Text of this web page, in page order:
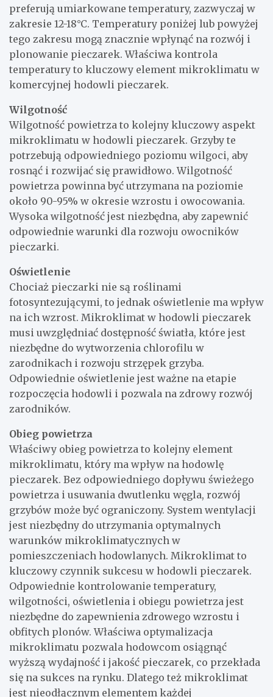
preferują umiarkowane temperatury, zazwyczaj w
zakresie 12-18°C. Temperatury poniżej lub powyżej
tego zakresu mogą znacznie wpłynąć na rozwój i
plonowanie pieczarek. Właściwa kontrola
temperatury to kluczowy element mikroklimatu w
komercyjnej hodowli pieczarek.
Wilgotność
Wilgotność powietrza to kolejny kluczowy aspekt
mikroklimatu w hodowli pieczarek. Grzyby te
potrzebują odpowiedniego poziomu wilgoci, aby
rosnąć i rozwijać się prawidłowo. Wilgotność
powietrza powinna być utrzymana na poziomie
około 90-95% w okresie wzrostu i owocowania.
Wysoka wilgotność jest niezbędna, aby zapewnić
odpowiednie warunki dla rozwoju owocników
pieczarki.
Oświetlenie
Chociaż pieczarki nie są roślinami
fotosyntezującymi, to jednak oświetlenie ma wpływ
na ich wzrost. Mikroklimat w hodowli pieczarek
musi uwzględniać dostępność światła, które jest
niezbędne do wytworzenia chlorofilu w
zarodnikach i rozwoju strzępek grzyba.
Odpowiednie oświetlenie jest ważne na etapie
rozpoczęcia hodowli i pozwala na zdrowy rozwój
zarodników.
Obieg powietrza
Właściwy obieg powietrza to kolejny element
mikroklimatu, który ma wpływ na hodowlę
pieczarek. Bez odpowiedniego dopływu świeżego
powietrza i usuwania dwutlenku węgla, rozwój
grzybów może być ograniczony. System wentylacji
jest niezbędny do utrzymania optymalnych
warunków mikroklimatycznych w
pomieszczeniach hodowlanych. Mikroklimat to
kluczowy czynnik sukcesu w hodowli pieczarek.
Odpowiednie kontrolowanie temperatury,
wilgotności, oświetlenia i obiegu powietrza jest
niezbędne do zapewnienia zdrowego wzrostu i
obfitych plonów. Właściwa optymalizacja
mikroklimatu pozwala hodowcom osiągnąć
wyższą wydajność i jakość pieczarek, co przekłada
się na sukces na rynku. Dlatego też mikroklimat
jest nieodłącznym elementem każdej